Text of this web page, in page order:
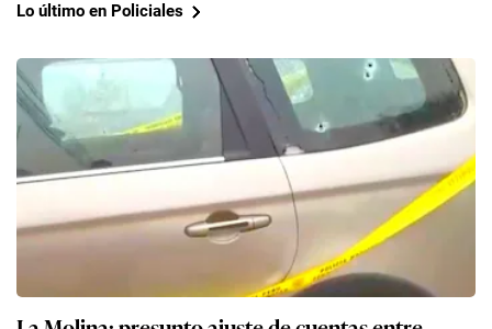
Lo último en Policiales